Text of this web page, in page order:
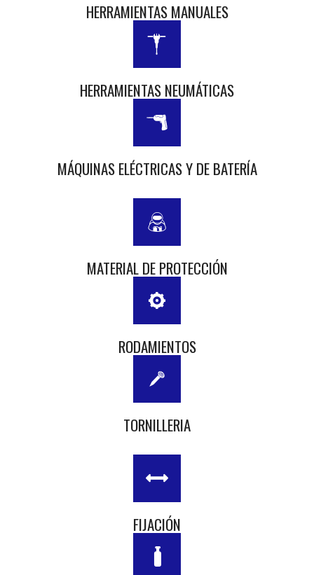
HERRAMIENTAS MANUALES
HERRAMIENTAS NEUMÁTICAS
MÁQUINAS ELÉCTRICAS Y DE BATERÍA
MATERIAL DE PROTECCIÓN
RODAMIENTOS
TORNILLERIA
FIJACIÓN